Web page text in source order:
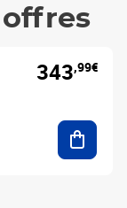
offres
343,99€